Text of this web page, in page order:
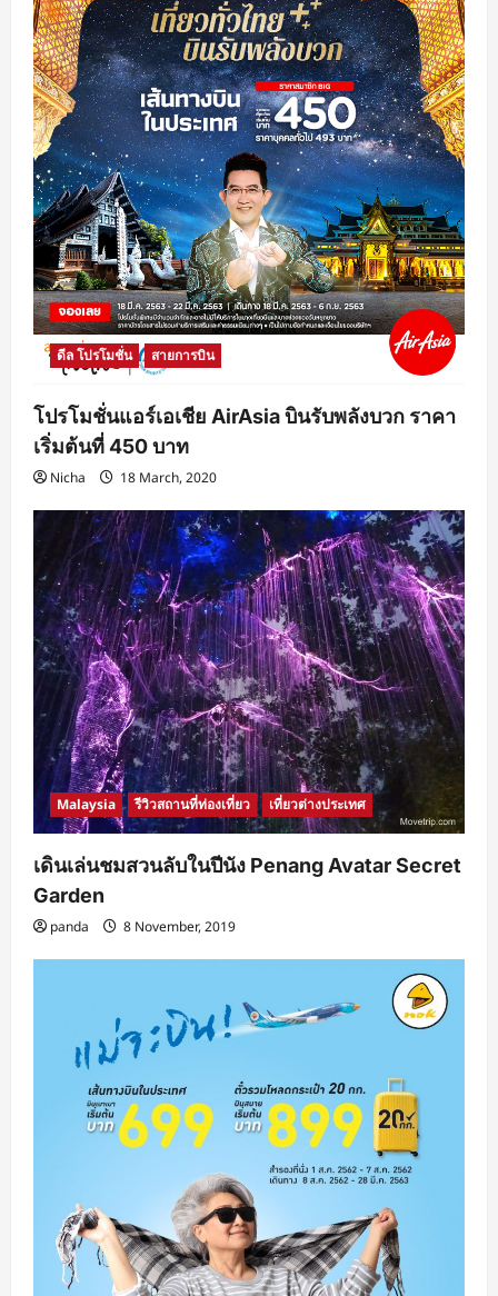
ดีล โปรโมชั่น สายการบิน
โปรโมชั่นแอร์เอเชีย AirAsia บินรับพลังบวก ราคา
เริ่มต้นที่ 450 บาท
Nicha 18 March, 2020
Malaysia รีวิวสถานที่ท่องเที่ยว เที่ยวต่างประเทศ
เดินเล่นชมสวนลับในปีนัง Penang Avatar Secret
Garden
panda 8 November, 2019